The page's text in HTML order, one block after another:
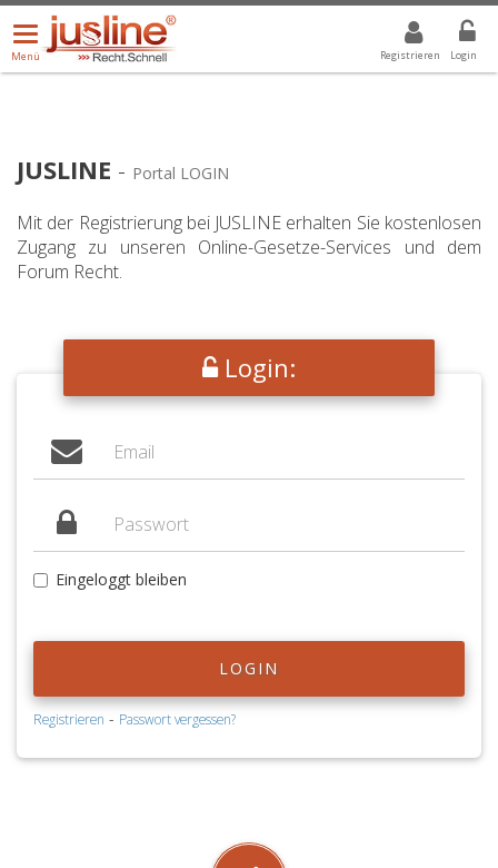
Registrieren Login
Menü
öffnen/schließen
Menü
ALLE DROPDOWN: GEWÄHLTER WERT IST ALLE
JUSLINE - Portal LOGIN
Mit der Registrierung bei JUSLINE erhalten Sie kostenlosen
Zugang zu unseren Online-Gesetze-Services und dem
Forum Recht.
Login:
Eingeloggt bleiben
LOGIN
Registrieren - Passwort vergessen?